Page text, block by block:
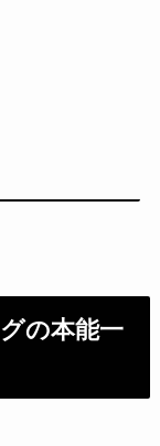
の本能一